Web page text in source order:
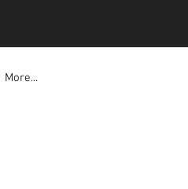
More...